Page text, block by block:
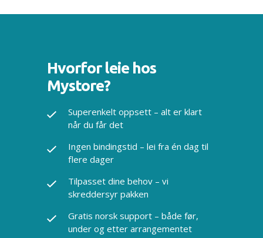
Hvorfor leie hos
Mystore?
Superenkelt oppsett – alt er klart
når du får det
Ingen bindingstid – lei fra én dag til
flere dager
Tilpasset dine behov – vi
skreddersyr pakken
Gratis norsk support – både før,
under og etter arrangementet